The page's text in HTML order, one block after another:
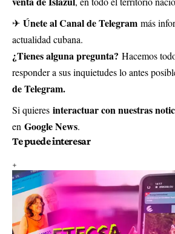
✈ Únete al Canal de Telegram más
actualidad cubana.
¿Tienes alguna pregunta? Hacemos
responder a sus inquietudes lo antes
de Telegram.
Si quieres interactuar con nuestras
en Google News.
Te puede interesar